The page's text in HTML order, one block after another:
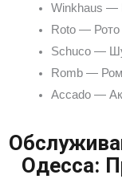
Winkhaus —
Roto — Рото
Schuco —
Romb —
Accado —
Одесса: